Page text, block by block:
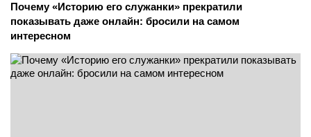
Почему «Историю его служанки» прекратили
показывать даже онлайн: бросили на самом
интересном